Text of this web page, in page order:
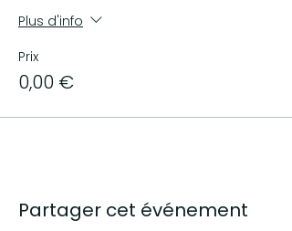
Plus d'info
Prix
0,00 €
Partager cet événement